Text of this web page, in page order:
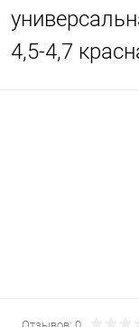
4,5-4,7